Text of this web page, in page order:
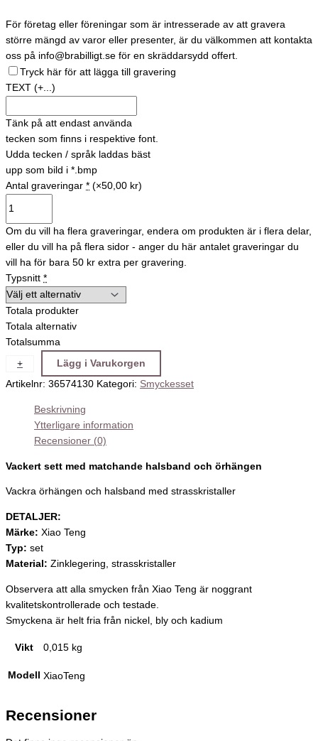
För företag eller föreningar som är intresserade av att gravera
större mängd av varor eller presenter, är du välkommen att kontakta
oss på info@brabilligt.se för en skräddarsydd offert.
Tryck här för att lägga till gravering
TEXT (+...)
Tänk på att endast använda
tecken som finns i respektive font.
Udda tecken / språk laddas bäst
upp som bild i *.bmp
Antal graveringar * (×50,00 kr)
Om du vill ha flera graveringar, endera om produkten är i flera delar,
eller du vill ha på flera sidor - anger du här antalet graveringar du
vill ha för bara 50 kr extra per gravering.
Typsnitt *
Totala produkter
Totala alternativ
Totalsumma
-
+
Lägg i Varukorgen
Artikelnr: 36574130 Kategori: Smyckesset
Beskrivning
Ytterligare information
Recensioner (0)
Vackert sett med matchande halsband och örhängen
Vackra örhängen och halsband med strasskristaller
DETALJER:
Märke: Xiao Teng
Typ: set
Material: Zinklegering, strasskristaller
Observera att alla smycken från Xiao Teng är noggrant
kvalitetskontrollerade och testade.
Smyckena är helt fria från nickel, bly och kadium
Vikt 0,015 kg
Modell XiaoTeng
Recensioner